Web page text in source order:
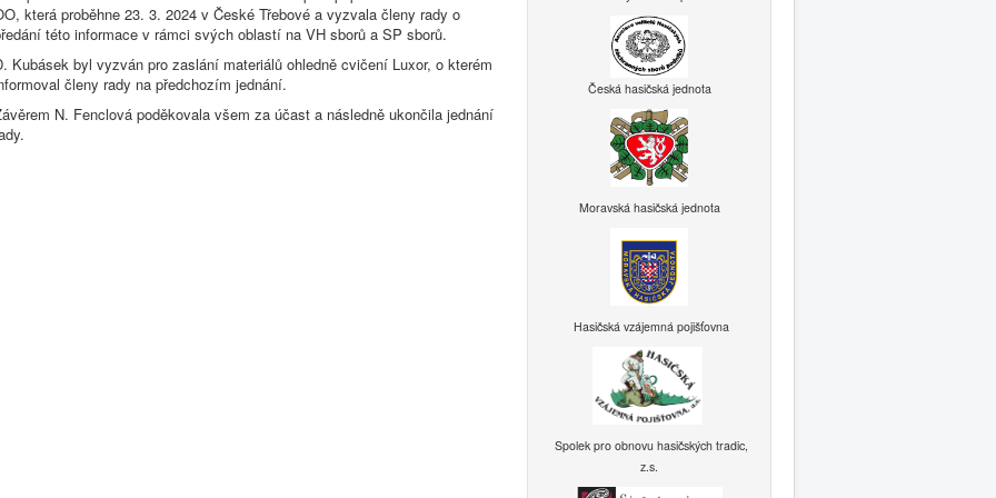
která proběhne 23. 3. 2024 v České Třebové a vyzvala členy rady o
této informace v rámci svých oblastí na VH sborů a SP sborů.
Kubásek byl vyzván pro zaslání materiálů ohledně cvičení Luxor, o kterém
členy rady na předchozím jednání.
N. Fenclová poděkovala všem za účast a následně ukončila jednání
Česká hasičská jednota
Moravská hasičská jednota
Hasičská vzájemná pojišťovna
Spolek pro obnovu hasičských tradic,
z.s.